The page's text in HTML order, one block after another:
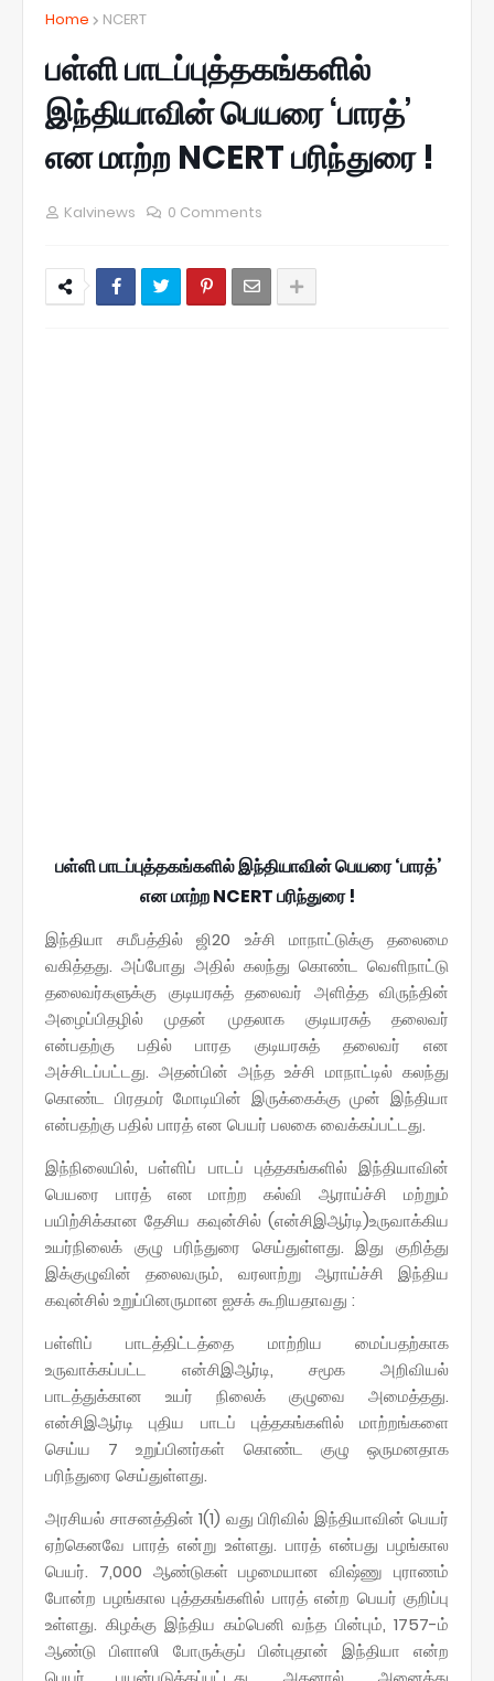
Home NCERT
பள்ளி பாடப்புத்தகங்களில்
இந்தியாவின் பெயரை ‘பாரத்’
என மாற்ற NCERT பரிந்துரை !
Kalvinews 0 Comments
பள்ளி பாடப்புத்தகங்களில் இந்தியாவின் பெயரை ‘பாரத்’
என மாற்ற NCERT பரிந்துரை !
இந்தியா சமீபத்தில் ஜி20 உச்சி மாநாட்டுக்கு தலைமை
வகித்தது. அப்போது அதில் கலந்து கொண்ட வெளிநாட்டு
தலைவர்களுக்கு குடியரசுத் தலைவர் அளித்த விருந்தின்
அழைப்பிதழில் முதன் முதலாக குடியரசுத் தலைவர்
என்பதற்கு பதில் பாரத குடியரசுத் தலைவர் என
அச்சிடப்பட்டது. அதன்பின் அந்த உச்சி மாநாட்டில் கலந்து
கொண்ட பிரதமர் மோடியின் இருக்கைக்கு முன் இந்தியா
என்பதற்கு பதில் பாரத் என பெயர் பலகை வைக்கப்பட்டது.
இந்நிலையில், பள்ளிப் பாடப் புத்தகங்களில் இந்தியாவின்
பெயரை பாரத் என மாற்ற கல்வி ஆராய்ச்சி மற்றும்
பயிற்சிக்கான தேசிய கவுன்சில் (என்சிஇஆர்டி)உருவாக்கிய
உயர்நிலைக் குழு பரிந்துரை செய்துள்ளது. இது குறித்து
இக்குழுவின் தலைவரும், வரலாற்று ஆராய்ச்சி இந்திய
கவுன்சில் உறுப்பினருமான ஐசக் கூறியதாவது :
பள்ளிப் பாடத்திட்டத்தை மாற்றிய மைப்பதற்காக
உருவாக்கப்பட்ட என்சிஇஆர்டி, சமூக அறிவியல்
பாடத்துக்கான உயர் நிலைக் குழுவை அமைத்தது.
என்சிஇஆர்டி புதிய பாடப் புத்தகங்களில் மாற்றங்களை
செய்ய 7 உறுப்பினர்கள் கொண்ட குழு ஒருமனதாக
பரிந்துரை செய்துள்ளது.
அரசியல் சாசனத்தின் 1(1) வது பிரிவில் இந்தியாவின் பெயர்
ஏற்கெனவே பாரத் என்று உள்ளது. பாரத் என்பது பழங்கால
பெயர். 7,000 ஆண்டுகள் பழமையான விஷ்ணு புராணம்
போன்ற பழங்கால புத்தகங்களில் பாரத் என்ற பெயர் குறிப்பு
உள்ளது. கிழக்கு இந்திய கம்பெனி வந்த பின்பும், 1757-ம்
ஆண்டு பிளாஸி போருக்குப் பின்புதான் இந்தியா என்ற